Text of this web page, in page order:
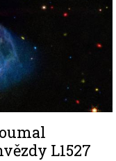
L1527